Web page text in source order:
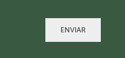
ENVIAR